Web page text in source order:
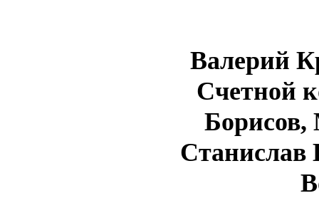
Валерий
Счетной
Станислав